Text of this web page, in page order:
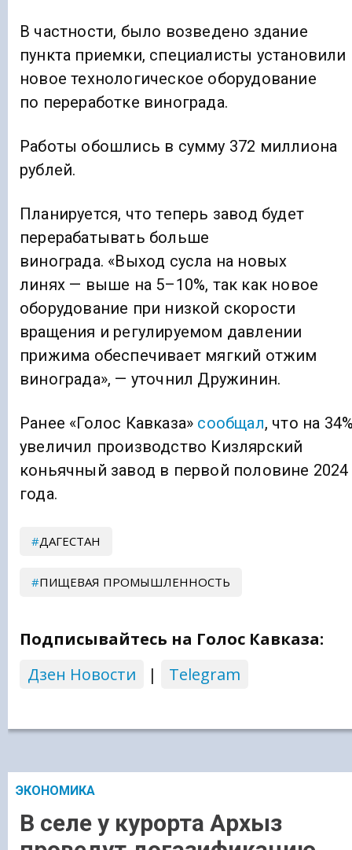
В частности, было возведено здание
пункта приемки, специалисты установили
новое технологическое оборудование
по переработке винограда.
Работы обошлись в сумму 372 миллиона
рублей.
Планируется, что теперь завод будет
перерабатывать больше
винограда. «Выход сусла на новых
линях — выше на 5–10%, так как новое
оборудование при низкой скорости
вращения и регулируемом давлении
прижима обеспечивает мягкий отжим
винограда», — уточнил Дружинин.
Ранее «Голос Кавказа» сообщал, что на
увеличил производство Кизлярский
коньячный завод в первой половине 2024
года.
ДАГЕСТАН
ПИЩЕВАЯ ПРОМЫШЛЕННОСТЬ
Подписывайтесь на Голос Кавказа:
Дзен Новости
| Telegram
ЭКОНОМИКА
В селе у курорта Архыз